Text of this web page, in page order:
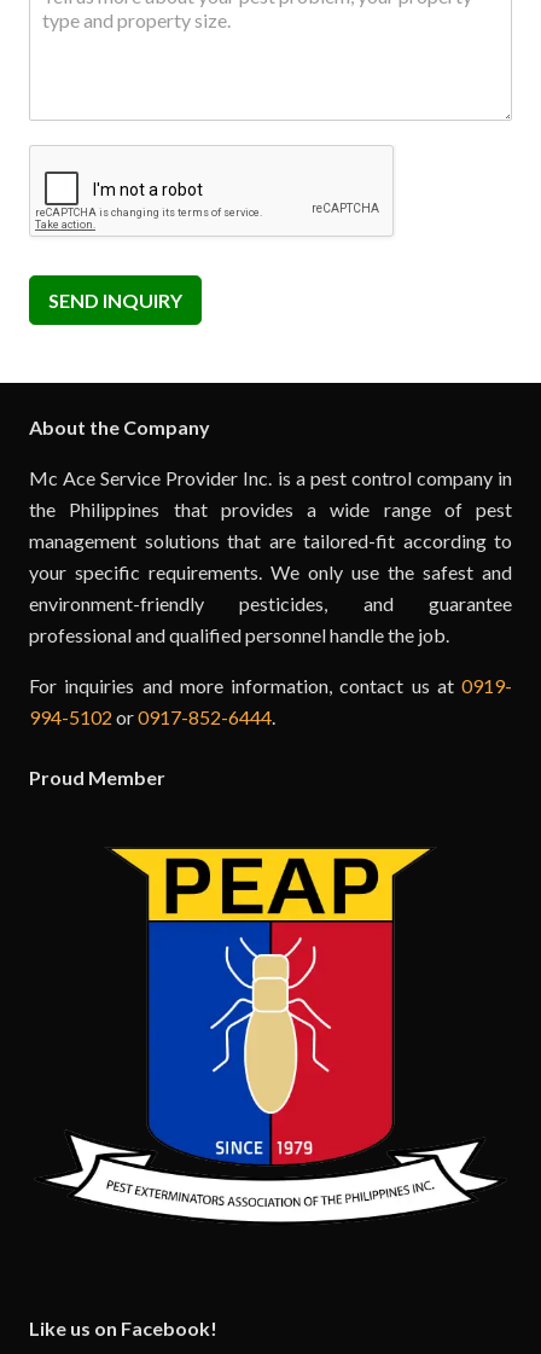
SEND INQUIRY
About the Company
Mc Ace Service Provider Inc. is a pest control company in
the Philippines that provides a wide range of pest
management solutions that are tailored-fit according to
your specific requirements. We only use the safest and
environment-friendly pesticides, and guarantee
professional and qualified personnel handle the job.
For inquiries and more information, contact us at 0919-
994-5102 or0917-852-6444.
Proud Member
Like us on Facebook!